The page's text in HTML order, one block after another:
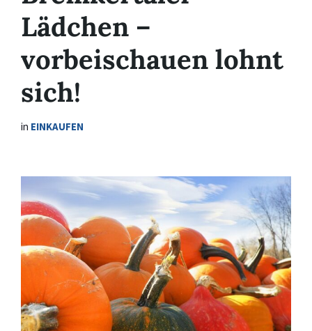
Lädchen –
vorbeischauen lohnt
sich!
in EINKAUFEN